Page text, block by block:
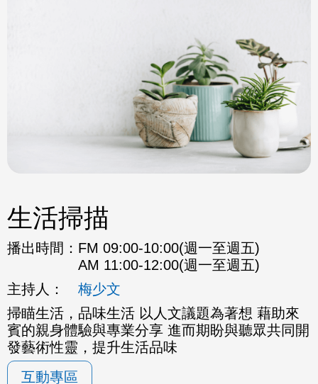
生活掃描
播出時間： FM 09:00-10:00(週一至週五)
AM 11:00-12:00(週一至週五)
主持人：
梅少文
掃瞄生活，品味生活 以人文議題為著想 藉助來
賓的親身體驗與專業分享 進而期盼與聽眾共同開
發藝術性靈，提升生活品味
互動專區